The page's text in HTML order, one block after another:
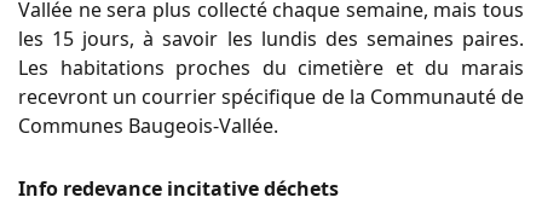
Vallée ne sera plus collecté chaque semaine, mais tous
les 15 jours, à savoir les lundis des semaines paires.
Les habitations proches du cimetière et du marais
recevront un courrier spécifique de la Communauté de
Communes Baugeois-Vallée.
Info redevance incitative déchets